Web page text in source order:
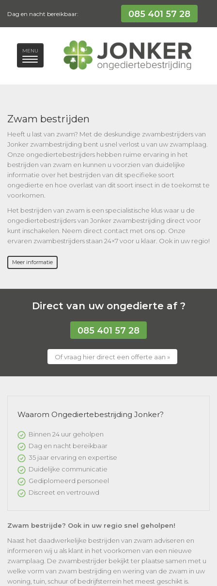
Dag en nacht bereikbaar: 085 401 57 28
MENU
Zwam bestrijden
Heeft u last van zwam? Met de deskundige zwambestrijders van
Jonker zwambestrijding bent u snel verlost u van uw zwamplaag.
Onze ongediertebestrijders hebben ruime ervaring in het
bestrijden van zwam en kunnen u voorzien van duidelijke
informatie over het bestrijden van dit specifieke soort
ongedierte en hoe overlast van dit soort insect in de toekomst te
voorkomen.
Het bestrijden van zwam is een specialistische klus waar u de
ongediertebestrijders van Jonker zwambestrijding direct voor
kunt inschakelen. Neem direct contact met ons op. Onze
ervaren zwambestrijders staan 24×7 voor u klaar. Ook in uw regio!
Meer informatie
Direct van uw ongedierte af ?
085 401 57 28
Of vraag hier direct een offerte aan »
Waarom Ongediertebestrijding Jonker?
Binnen 24 uur geholpen
Dag en nacht bereikbaar
35 jaar ervaring en expertise
Duidelijke communicatie
Gediplomeerd personeel
Discreet en vertrouwd
Zwam bestrijde? Ook in uw regio snel geholpen!
Naast het daadwerkelijke bestrijden van zwam adviseren en
informeren wij u als klant in het voorkomen van een nieuwe
zwamplaag. De zwambestrijder bekijkt ter plaatse samen met u
welke vorm van zwam bestrijding en wering van de zwam in uw
woning, tuin, schuur of bedrijfsterrein het meest geschikt is.